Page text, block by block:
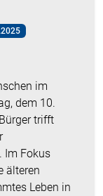
im
dem 10.
trifft
Im Fokus
älteren
Leben in